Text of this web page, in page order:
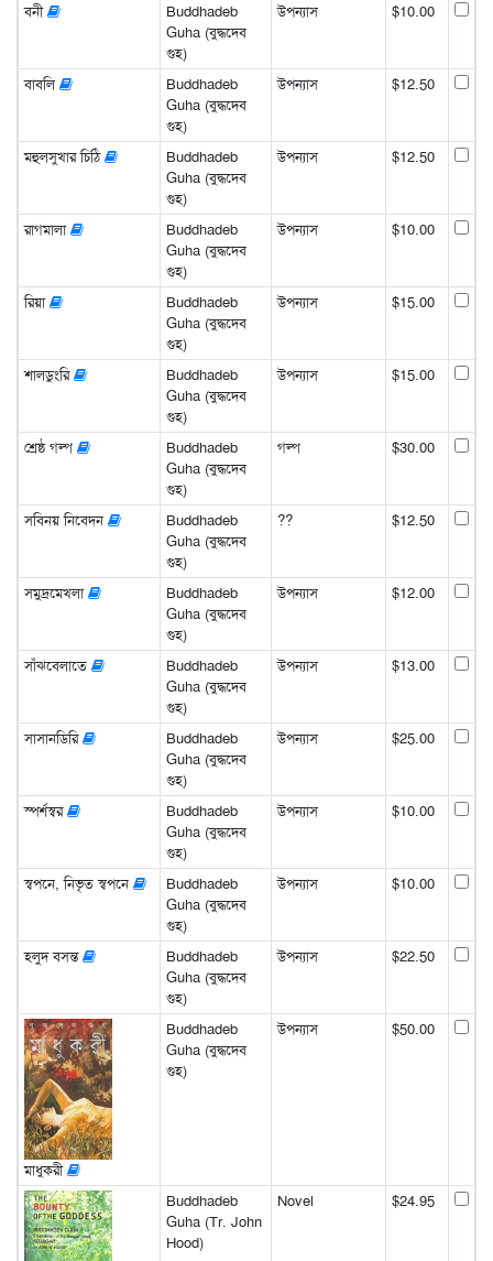
বনী
Buddhadeb
Guha (বুদ্ধদেব
গুহ)
উপন্যাস $10.00
বাবলি
Buddhadeb
Guha (বুদ্ধদেব
গুহ)
উপন্যাস $12.50
মহুলসুখার চিঠি
Buddhadeb
Guha (বুদ্ধদেব
গুহ)
উপন্যাস $12.50
রাগমালা
Buddhadeb
Guha (বুদ্ধদেব
গুহ)
উপন্যাস $10.00
রিয়া
Buddhadeb
Guha (বুদ্ধদেব
গুহ)
উপন্যাস $15.00
শালডুংরি
Buddhadeb
Guha (বুদ্ধদেব
গুহ)
উপন্যাস $15.00
শ্রেষ্ঠ গল্প
Buddhadeb
Guha (বুদ্ধদেব
গুহ)
গল্প $30.00
সবিনয় নিবেদন
Buddhadeb
Guha (বুদ্ধদেব
গুহ)
?? $12.50
সমুদ্রমেখলা
Buddhadeb
Guha (বুদ্ধদেব
গুহ)
উপন্যাস $12.00
সাঁঝবেলাতে
Buddhadeb
Guha (বুদ্ধদেব
গুহ)
উপন্যাস $13.00
সাসানডিরি
Buddhadeb
Guha (বুদ্ধদেব
গুহ)
উপন্যাস $25.00
স্পর্শস্বর
Buddhadeb
Guha (বুদ্ধদেব
গুহ)
উপন্যাস $10.00
স্বপনে, নিভৃত স্বপনে
Buddhadeb
Guha (বুদ্ধদেব
গুহ)
উপন্যাস $10.00
হলুদ বসন্ত
Buddhadeb
Guha (বুদ্ধদেব
গুহ)
উপন্যাস $22.50
মাধুকরী
Buddhadeb
Guha (বুদ্ধদেব
গুহ)
উপন্যাস $50.00
Buddhadeb
Guha (Tr. John
Hood)
Novel $24.95